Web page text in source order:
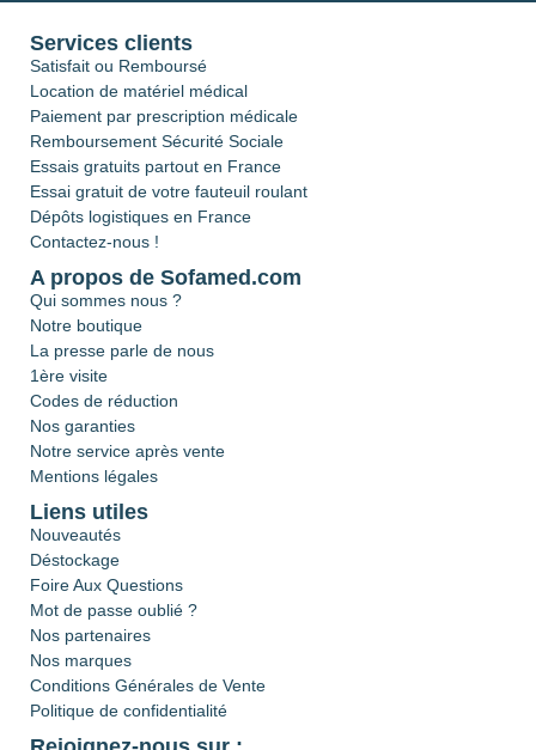
Services clients
Satisfait ou Remboursé
Location de matériel médical
Paiement par prescription médicale
Remboursement Sécurité Sociale
Essais gratuits partout en France
Essai gratuit de votre fauteuil roulant
Dépôts logistiques en France
Contactez-nous !
A propos de Sofamed.com
Qui sommes nous ?
Notre boutique
La presse parle de nous
1ère visite
Codes de réduction
Nos garanties
Notre service après vente
Mentions légales
Liens utiles
Nouveautés
Déstockage
Foire Aux Questions
Mot de passe oublié ?
Nos partenaires
Nos marques
Conditions Générales de Vente
Politique de confidentialité